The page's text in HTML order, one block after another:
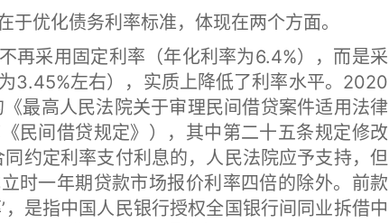
优化债务利率标准，体现在两个方面。
采用固定利率（年化利率为6.4%），而是采
3.45%左右），实质上降低了利率水平。2020
最高人民法院关于审理民间借贷案件适用法律
民间借贷规定》），其中第二十五条规定修改
约定利率支付利息的，人民法院应予支持，但
时一年期贷款市场报价利率四倍的除外。前款
是指中国人民银行授权全国银行间同业拆借中